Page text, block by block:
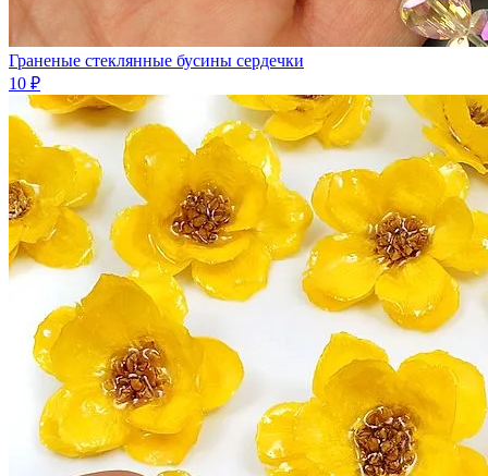
Граненые стеклянные бусины сердечки
10 ₽